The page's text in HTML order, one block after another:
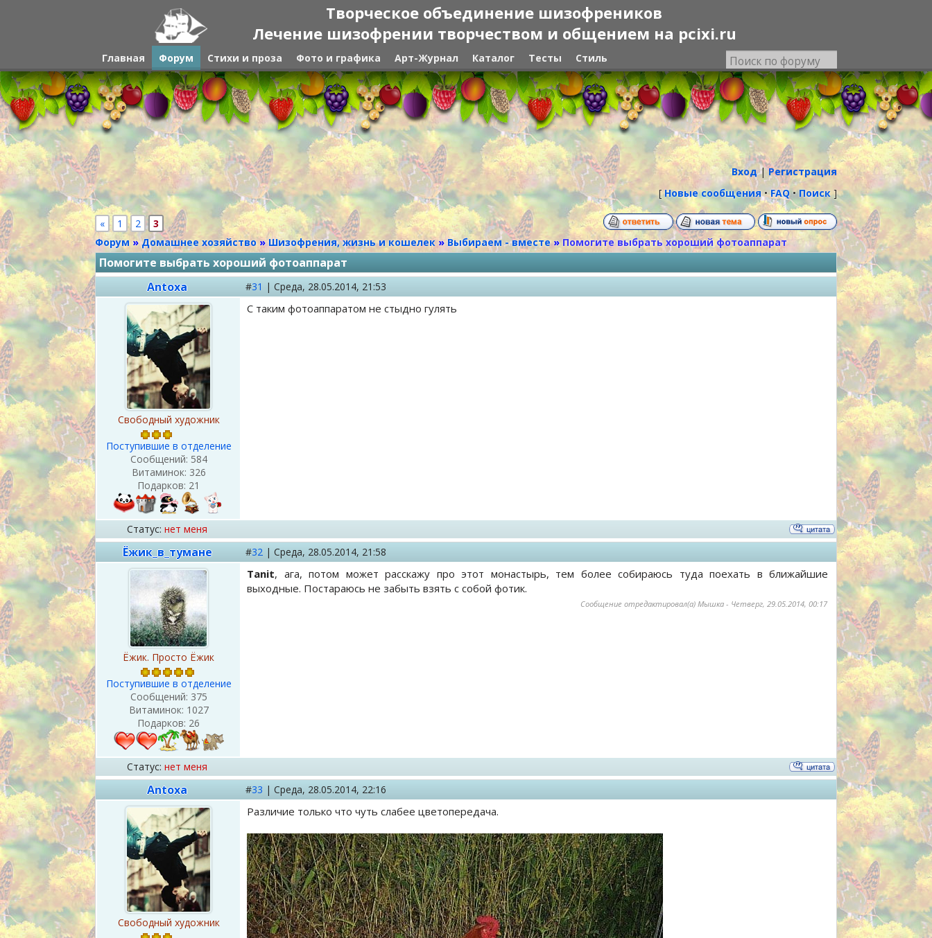
Творческое объединение шизофреников
Лечение шизофрении творчеством и общением на pcixi.ru
Главная Форум Стихи и проза Фото и графика Арт-Журнал Каталог Тесты Стиль
Вход|Регистрация
[Новые сообщения•FAQ•Поиск]
« 1 2
3
Форум » Домашнее хозяйство » Шизофрения, жизнь и кошелек » Выбираем - вместе » Помогите выбрать хороший фотоаппарат
Помогите выбрать хороший фотоаппарат
Antoxa
#31 | Среда, 28.05.2014, 21:53
Свободный художник
Поступившие в отделение
Сообщений: 584
Витаминок: 326
Подарков: 21
С таким фотоаппаратом не стыдно гулять
Статус: нет меня
Ёжик_в_тумане #32 | Среда, 28.05.2014, 21:58
Ёжик. Просто Ёжик
Поступившие в отделение
Сообщений: 375
Витаминок: 1027
Подарков: 26
Tanit, ага, потом может расскажу про этот монастырь, тем более собираюсь туда поехать в ближайшие
выходные. Постараюсь не забыть взять с собой фотик.
Сообщение отредактировал(а) Мышка - Четверг, 29.05.2014, 00:17
Статус: нет меня
Antoxa #33 | Среда, 28.05.2014, 22:16
Свободный художник
Различие только что чуть слабее цветопередача.